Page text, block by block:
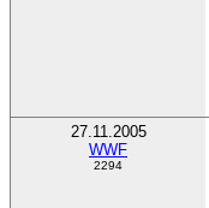
27.11.2005
WWF
2294